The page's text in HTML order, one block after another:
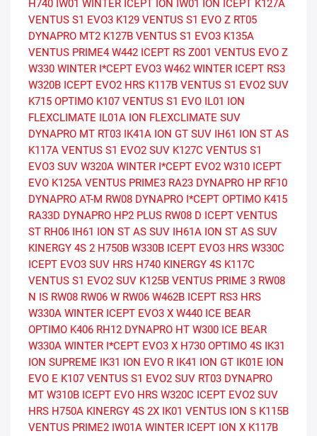
H740 IW01 WINTER ICEPT ION IW01 ION ICEPT K127A
VENTUS S1 EVO3 K129 VENTUS S1 EVO Z RT05
DYNAPRO MT2 K127B VENTUS S1 EVO3 K135A
VENTUS PRIME4 W442 ICEPT RS Z001 VENTUS EVO Z
W330 WINTER I*CEPT EVO3 W462 WINTER ICEPT RS3
W320B ICEPT EVO2 HRS K117B VENTUS S1 EVO2 SUV
K715 OPTIMO K107 VENTUS S1 EVO IL01 ION
FLEXCLIMATE IL01A ION FLEXCLIMATE SUV
DYNAPRO MT RT03 IK41A ION GT SUV IH61 ION ST AS
K117A VENTUS S1 EVO2 SUV K127C VENTUS S1
EVO3 SUV W320A WINTER I*CEPT EVO2 W310 ICEPT
EVO K125A VENTUS PRIME3 RA23 DYNAPRO HP RF10
DYNAPRO AT-M RW08 DYNAPRO I*CEPT OPTIMO K415
RA33D DYNAPRO HP2 PLUS RW08 D ICEPT VENTUS
ST RH06 IH61 ION ST AS SUV IH61A ION ST AS SUV
KINERGY 4S 2 H750B W330B ICEPT EVO3 HRS W330C
ICEPT EVO3 SUV HRS H740 KINERGY 4S K117C
VENTUS S1 EVO2 SUV K125B VENTUS PRIME 3 RW08
N IS RW08 RW06 W RW06 W462B ICEPT RS3 HRS
W330A WINTER ICEPT EVO3 X W440 ICE BEAR
OPTIMO K406 RH12 DYNAPRO HT W300 ICE BEAR
W330A WINTER I*CEPT EVO3 X H730 OPTIMO 4S IK31
ION SUPREME IK31 ION EVO R IK41 ION GT IK01E ION
EVO E K107 VENTUS S1 EVO2 SUV RT03 DYNAPRO
MT W310B ICEPT EVO HRS W320C ICEPT EVO2 SUV
HRS H750A KINERGY 4S 2X IK01 VENTUS ION S K115B
VENTUS PRIME2 IW01A WINTER ICEPT ION X K117B